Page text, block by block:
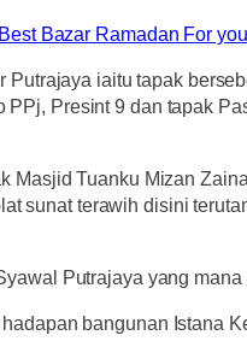
iaitu tapak
Presint 9 dan tapak
Tuanku Mizan
sunat terawih disini
Putrajaya yang
bangunan Istana